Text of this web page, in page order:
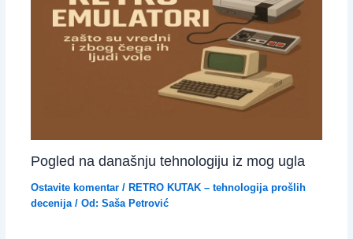
Pogled na današnju tehnologiju iz mog ugla
Ostavite komentar / RETRO KUTAK – tehnologija prošlih
decenija/ Od: Saša Petrović